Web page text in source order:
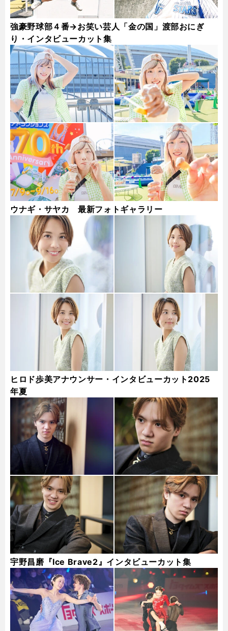
強豪野球部４番→お笑い芸人「金の国」渡部おにぎ
り・インタビューカット集
ウナギ・サヤカ 最新フォトギャラリー
ヒロド歩美アナウンサー・インタビューカット2025
年夏
宇野昌磨『Ice Brave2』インタビューカット集